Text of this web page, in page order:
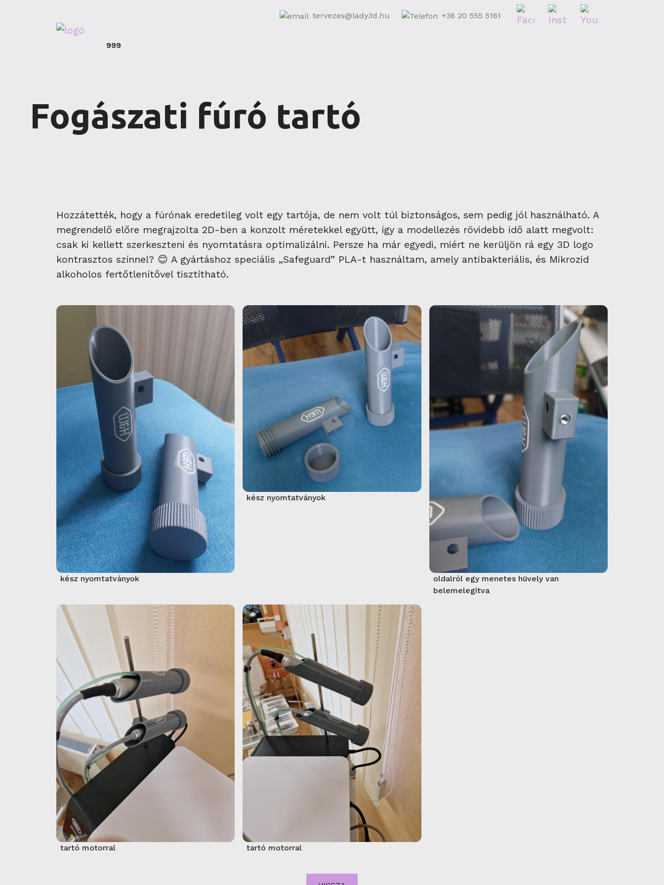
tervezes@lady3d.hu +36 20 555 5161
999
Fogászati fúró tartó
Hozzátették, hogy a fúrónak eredetileg volt egy tartója, de nem volt túl biztonságos, sem pedig jól használható. A
megrendelő előre megrajzolta 2D-ben a konzolt méretekkel együtt, így a modellezés rövidebb idő alatt megvolt:
csak ki kellett szerkeszteni és nyomtatásra optimalizálni. Persze ha már egyedi, miért ne kerüljön rá egy 3D logo
kontrasztos színnel? 😊 A gyártáshoz speciális „Safeguard” PLA-t használtam, amely antibakteriális, és Mikrozid
alkoholos fertőtlenítővel tisztítható.
kész nyomtatványok
kész nyomtatványok
oldalról egy menetes hüvely van
belemelegítva
tartó motorral tartó motorral